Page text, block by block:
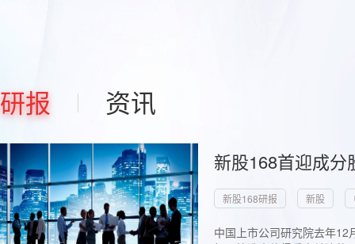
研报 资讯
新股168首迎成
新股168研报 新股
中国上市公司研究院去年